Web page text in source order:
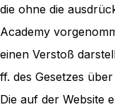
die ohne die
Academy
einen Verstoß
ff. des Gesetzes
Die auf der Website